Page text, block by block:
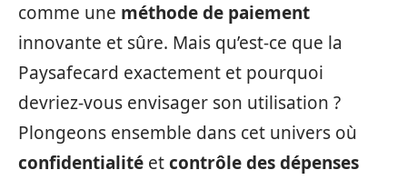
comme une méthode de paiement
innovante et sûre. Mais qu’est-ce que la
Paysafecard exactement et pourquoi
devriez-vous envisager son utilisation ?
Plongeons ensemble dans cet univers où
confidentialité etcontrôle des dépenses